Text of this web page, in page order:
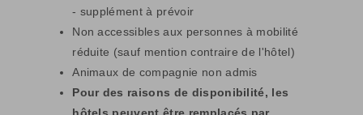
- supplément à prévoir
Non accessibles aux personnes à mobilité
réduite (sauf mention contraire de l'hôtel)
Animaux de compagnie non admis
Pour des raisons de disponibilité, les
hôtels peuvent être remplacés par